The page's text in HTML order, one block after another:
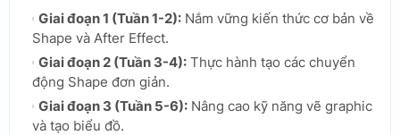
Giai đoạn 1 (Tuần 1-2): Nắm vững kiến thức cơ bản về
Shape và After Effect.
Giai đoạn 2 (Tuần 3-4): Thực hành tạo các chuyển
động Shape đơn giản.
Giai đoạn 3 (Tuần 5-6): Nâng cao kỹ năng vẽ graphic
và tạo biểu đồ.